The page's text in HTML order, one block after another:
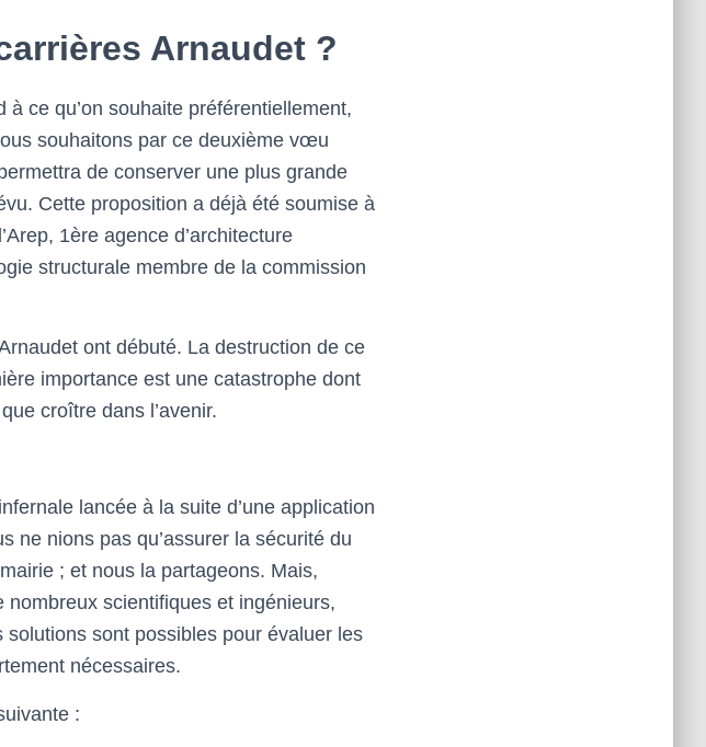
Arnaudet ?
ce qu’on souhaite préférentiellement,
souhaitons par ce deuxième vœu
de conserver une plus grande
Cette proposition a déjà été soumise à
1ère agence d’architecture
structurale membre de la commission
ont débuté. La destruction de ce
importance est une catastrophe dont
croître dans l’avenir.
lancée à la suite d’une application
ne nions pas qu’assurer la sécurité du
; et nous la partageons. Mais,
nombreux scientifiques et ingénieurs,
sont possibles pour évaluer les
nécessaires.
: